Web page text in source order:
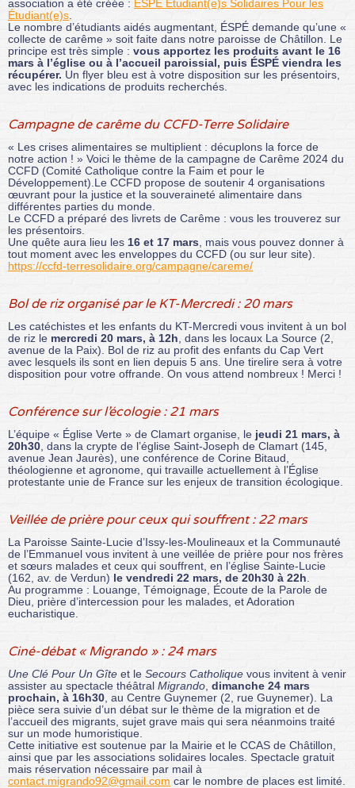
association a été créée : ÉSPÉ Étudiant(e)s Solidaires Pour les
Étudiant(e)s
Le nombre d’étudiants aidés augmentant, ÉSPÉ demande qu’une «
collecte de carême » soit faite dans notre paroisse de Châtillon. Le
principe est très simple : vous apportez les produits avant le 16
mars à l’église ou à l’accueil paroissial, puis ÉSPÉ viendra les
récupérer. Un flyer bleu est à votre disposition sur les présentoirs,
avec les indications de produits recherchés.
Campagne de carême du CCFD-Terre Solidaire
« Les crises alimentaires se multiplient : décuplons la force de
notre action ! » Voici le thème de la campagne de Carême 2024 du
CCFD (Comité Catholique contre la Faim et pour le
Développement).Le CCFD propose de soutenir 4 organisations
œuvrant pour la justice et la souveraineté alimentaire dans
différentes parties du monde.
Le CCFD a préparé des livrets de Carême : vous les trouverez sur
les présentoirs.
Une quête aura lieu les 16 et 17 mars , mais vous pouvez donner à
tout moment avec les enveloppes du CCFD (ou sur leur site).
https://ccfd-terresolidaire.org/campagne/careme/
Bol de riz organisé par le KT-Mercredi : 20 mars
Les catéchistes et les enfants du KT-Mercredi vous invitent à un bol
de riz le mercredi 20 mars, à 12h , dans les locaux La Source (2,
avenue de la Paix). Bol de riz au profit des enfants du Cap Vert
avec lesquels ils sont en lien depuis 5 ans. Une tirelire sera à votre
disposition pour votre offrande. On vous attend nombreux ! Merci !
Conférence sur l’écologie : 21 mars
L’équipe « Église Verte » de Clamart organise, le jeudi 21 mars, à
20h30 , dans la crypte de l’église Saint-Joseph de Clamart (145,
avenue Jean Jaurès), une conférence de Corine Bitaud,
théologienne et agronome, qui travaille actuellement à l’Église
protestante unie de France sur les enjeux de transition écologique.
Veillée de prière pour ceux qui souffrent : 22 mars
La Paroisse Sainte-Lucie d’Issy-les-Moulineaux et la Communauté
de l’Emmanuel vous invitent à une veillée de prière pour nos frères
et sœurs malades et ceux qui souffrent, en l’église Sainte-Lucie
(162, av. de Verdun) le vendredi 22 mars, de 20h30 à 22h
Au programme : Louange, Témoignage, Écoute de la Parole de
Dieu, prière d’intercession pour les malades, et Adoration
eucharistique.
Ciné-débat « Migrando » : 24 mars
Une Clé Pour Un Gîte et le Secours Catholique vous invitent à venir
assister au spectacle théâtral Migrando dimanche 24 mars
prochain, à 16h30 , au Centre Guynemer (2, rue Guynemer). La
pièce sera suivie d’un débat sur le thème de la migration et de
l’accueil des migrants, sujet grave mais qui sera néanmoins traité
sur un mode humoristique.
Cette initiative est soutenue par la Mairie et le CCAS de Châtillon,
ainsi que par les associations solidaires locales. Spectacle gratuit
mais réservation nécessaire par mail à
contact.migrando92@gmail.com car le nombre de places est limité.